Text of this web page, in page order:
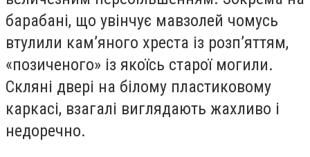
барабані, що увінчує мавзолей чомусь
втулили кам’яного хреста із розп’яттям,
«позиченого» із якоїсь старої могили.
Скляні двері на білому пластиковому
каркасі, взагалі виглядають жахливо і
недоречно.